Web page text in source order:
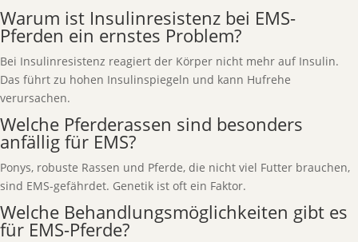
Warum ist Insulinresistenz bei EMS-
Pferden ein ernstes Problem?
Bei Insulinresistenz reagiert der Körper nicht mehr auf Insulin.
Das führt zu hohen Insulinspiegeln und kann Hufrehe
verursachen.
Welche Pferderassen sind besonders
anfällig für EMS?
Ponys, robuste Rassen und Pferde, die nicht viel Futter brauchen,
sind EMS-gefährdet. Genetik ist oft ein Faktor.
Welche Behandlungsmöglichkeiten gibt es
für EMS-Pferde?